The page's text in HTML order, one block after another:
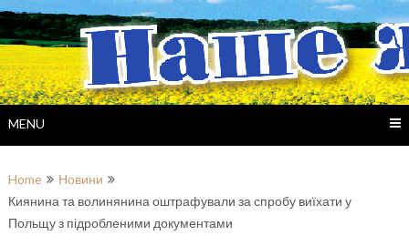
Skip
to
content
MENU
Home
Новини
Киянина та волинянина оштрафували за спробу виїхати у
Польщу з підробленими документами